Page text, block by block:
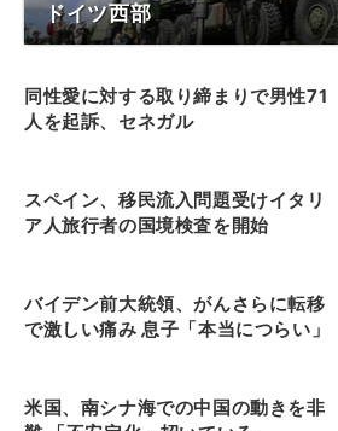
ドイツ西部
同性愛に対する取り締まりで男性71
人を起訴、セネガル
スペイン、移民流入問題受けイタリ
ア人旅行者の国境検査を開始
バイデン前大統領、がんさらに転移
で激しい痛み 息子「本当につらい」
米国、南シナ海での中国の動きを非